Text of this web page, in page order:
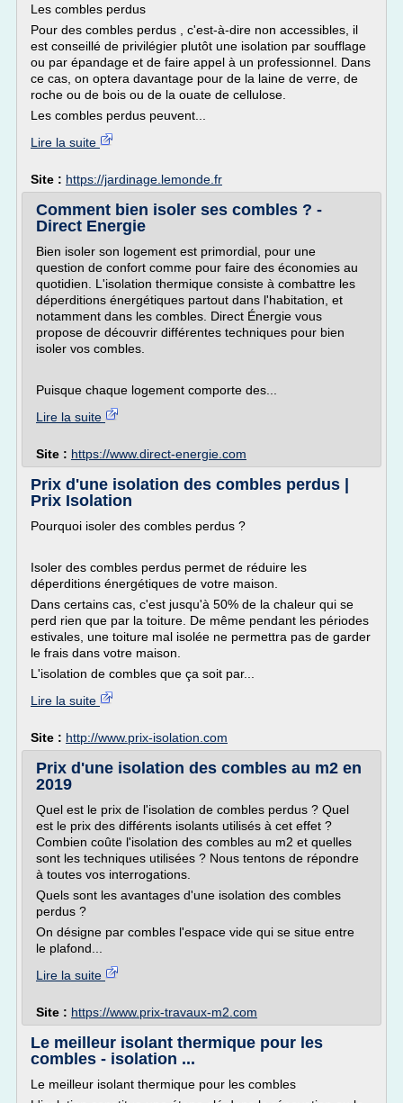
Les combles perdus
Pour des combles perdus , c'est-à-dire non accessibles, il
est conseillé de privilégier plutôt une isolation par soufflage
ou par épandage et de faire appel à un professionnel. Dans
ce cas, on optera davantage pour de la laine de verre, de
roche ou de bois ou de la ouate de cellulose.
Les combles perdus peuvent...
Lire la suite
Site : https://jardinage.lemonde.fr
Comment bien isoler ses combles ? -
Direct Energie
Bien isoler son logement est primordial, pour une
question de confort comme pour faire des économies au
quotidien. L'isolation thermique consiste à combattre les
déperditions énergétiques partout dans l'habitation, et
notamment dans les combles. Direct Énergie vous
propose de découvrir différentes techniques pour bien
isoler vos combles.
Puisque chaque logement comporte des...
Lire la suite
Site : https://www.direct-energie.com
Prix d'une isolation des combles perdus |
Prix Isolation
Pourquoi isoler des combles perdus ?
Isoler des combles perdus permet de réduire les
déperditions énergétiques de votre maison.
Dans certains cas, c'est jusqu'à 50% de la chaleur qui se
perd rien que par la toiture. De même pendant les périodes
estivales, une toiture mal isolée ne permettra pas de garder
le frais dans votre maison.
L'isolation de combles que ça soit par...
Lire la suite
Site : http://www.prix-isolation.com
Prix d'une isolation des combles au m2 en
2019
Quel est le prix de l'isolation de combles perdus ? Quel
est le prix des différents isolants utilisés à cet effet ?
Combien coûte l'isolation des combles au m2 et quelles
sont les techniques utilisées ? Nous tentons de répondre
à toutes vos interrogations.
Quels sont les avantages d'une isolation des combles
perdus ?
On désigne par combles l'espace vide qui se situe entre
le plafond...
Lire la suite
Site : https://www.prix-travaux-m2.com
Le meilleur isolant thermique pour les
combles - isolation ...
Le meilleur isolant thermique pour les combles